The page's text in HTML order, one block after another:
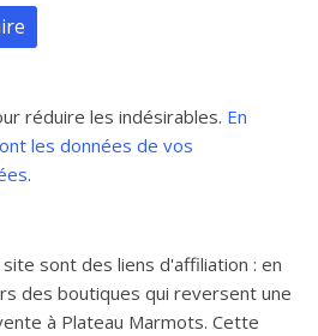
réduire les indésirables. En
les données de vos
.
sont des liens d'affiliation : en
des boutiques qui reversent une
à Plateau Marmots. Cette